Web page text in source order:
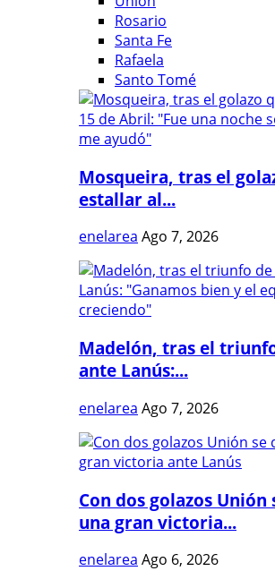
Rosario
Santa Fe
Rafaela
Santo Tomé
Mosqueira, tras el
estallar al...
enelarea Ago 7, 2026
Madelón, tras el
ante Lanús:...
enelarea Ago 7, 2026
Con dos golazos Unión
una gran victoria...
enelarea Ago 6, 2026